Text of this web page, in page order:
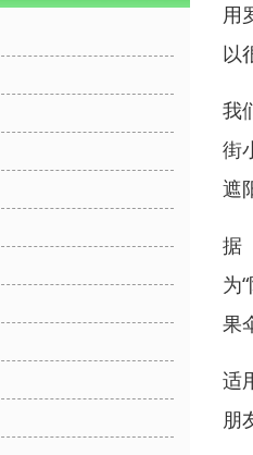
用
以
我
街
遮
据
为
果
适
朋